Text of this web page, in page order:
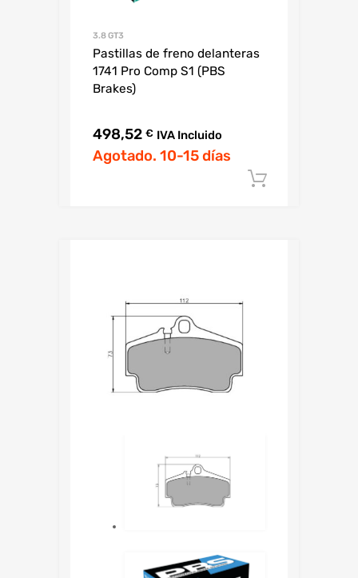
3.8 GT3
Pastillas de freno delanteras
1741 Pro Comp S1 (PBS
Brakes)
498,52 € IVA Incluido
Agotado. 10-15 días